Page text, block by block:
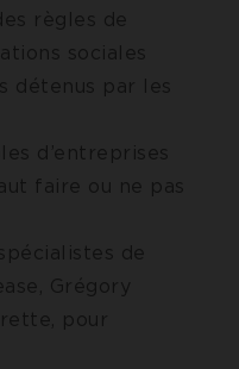
règles de
sociales
détenus par les
d’entreprises
faire ou ne pas
de
Grégory
pour